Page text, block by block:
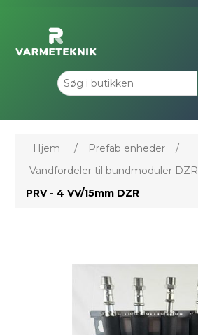
Hjem / Prefab enheder
/
Vandfordeler til bundmoduler DZR
PRV - 4 VV/15mm DZR